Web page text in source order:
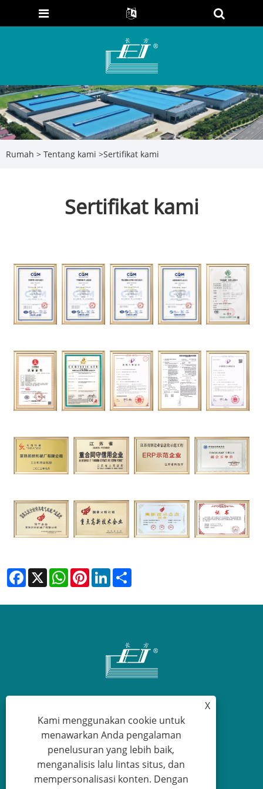
Rumah > Tentang kami >Sertifikat kami
Sertifikat kami
Facebook
X WhatsAppPinterestLinkedIn
master@changfang.com
X
Kami menggunakan cookie untuk
menawarkan Anda pengalaman
penelusuran yang lebih baik,
menganalisis lalu lintas situs, dan
mempersonalisasi konten. Dengan